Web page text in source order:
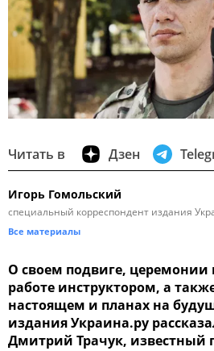
Читать в Дзен
Игорь Гомольский
специальный корреспондент издания
Все материалы
О своем подвиге, церемонии
работе инструктором, а
настоящем и планах на
издания Украина.ру
Дмитрий Трачук, известный